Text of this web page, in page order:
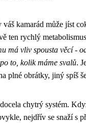
váš kamarád může jíst
ten rychlý
má vliv spousta věcí -
to, kolik máme svalů.
plné obrátky, jiný spíš
chytrý systém.
nejdřív se snaží s